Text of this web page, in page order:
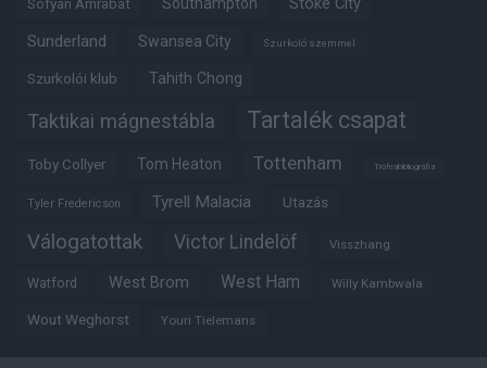
Sofyan Amrabat
Sunderland Swansea City Szurkoló szemmel
Szurkolói klub Tahith Chong
Taktikai mágnestábla Tartalék csapat
Toby Collyer Tom Heaton Tottenham Trófeabibliográfia
Tyler Fredericson Tyrell Malacia Utazás
Válogatottak Victor Lindelöf Visszhang
Watford West Brom West Ham Willy Kambwala
Wout Weghorst Youri Tielemans